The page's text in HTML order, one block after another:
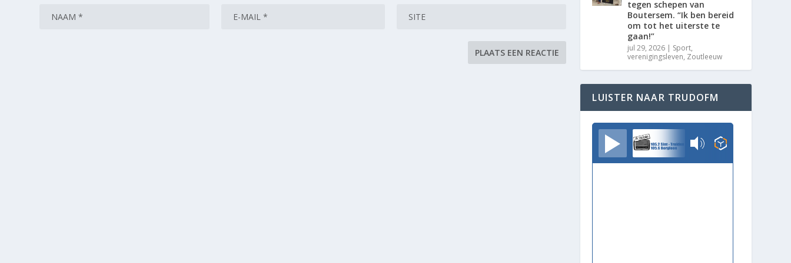
tegen schepen van
Boutersem. “Ik ben bereid
om tot het uiterste te
gaan!”
jul 29, 2026 | Sport,
verenigingsleven, Zoutleeuw
LUISTER NAAR TRUDOFM
TrudoFM